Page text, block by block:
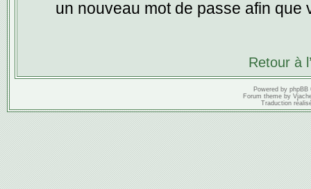
un nouveau mot de passe afin
Retour à
Powered by phpBB
Forum theme by
Traduction